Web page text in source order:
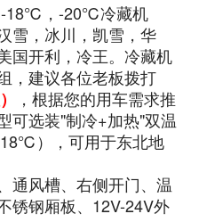
，-20℃冷藏机
雪，冰川，凯雪，华
开利，冷王。冷藏机
，建议各位老板拨打
，根据您的用车需求推
可选装"制冷+加热"双温
），可用于东北地
通风槽、右侧开门、温
锈钢厢板、12V-24V外